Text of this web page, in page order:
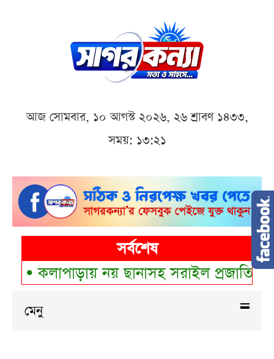
আজ সোমবার, ১০ আগস্ট ২০২৬, ২৬ শ্রাবণ ১৪৩৩,
সময়: ১৩:২১
সর্বশেষ
কলাপাড়ায় নয় ছানাসহ সরাইল প্রজাতির মা
মেনু